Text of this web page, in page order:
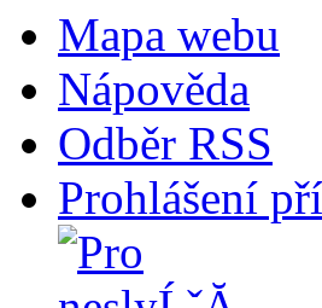
Mapa webu
Nápověda
Odběr RSS
Prohlášení